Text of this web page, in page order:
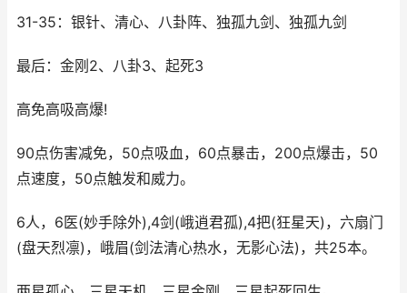
31-35：银针、清心、八卦阵、独孤九剑、独孤九剑
最后：金刚2、八卦3、起死3
高免高吸高爆!
90点伤害减免，50点吸血，60点暴击，200点爆击，50
点速度，50点触发和威力。
6人，6医(妙手除外),4剑(峨逍君孤),4把(狂星天)，六扇门
(盘天烈凛)，峨眉(剑法清心热水，无影心法)，共25本。